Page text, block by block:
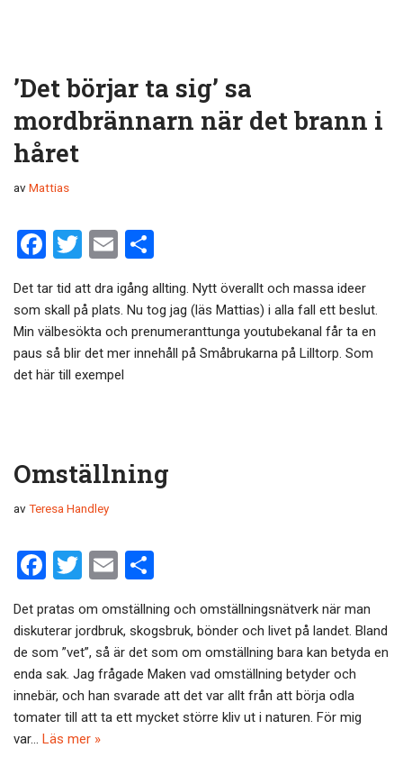
’Det börjar ta sig’ sa
mordbrännarn när det brann i
håret
avMattias
F
ce
b
o
o
T
tt
er
E
m
ail a
Det tar tid att dra igång allting. Nytt överallt och massa ideer
som skall på plats. Nu tog jag (läs Mattias) i alla fall ett beslut.
Min välbesökta och prenumeranttunga youtubekanal får ta en
paus så blir det mer innehåll på Småbrukarna på Lilltorp. Som
det här till exempel
Omställning
avTeresa Handley
F
ce
b
o
o
k
T
tt
er
E
ail a
Det pratas om omställning och omställningsnätverk när man
diskuterar jordbruk, skogsbruk, bönder och livet på landet. Bland
de som ”vet”, så är det som om omställning bara kan betyda en
enda sak. Jag frågade Maken vad omställning betyder och
innebär, och han svarade att det var allt från att börja odla
tomater till att ta ett mycket större kliv ut i naturen. För mig
var… Läs mer »